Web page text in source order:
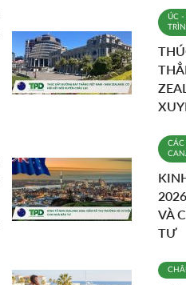
ÚC
CÁC
VÀ
TƯ